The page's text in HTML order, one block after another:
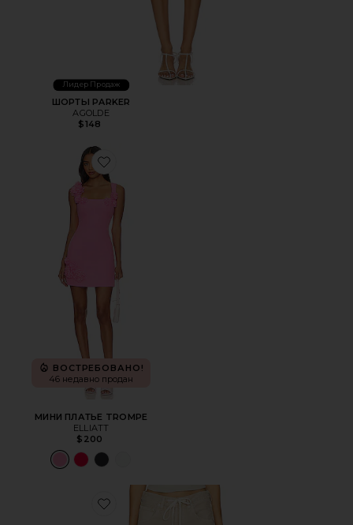
Лидер Продаж
ШОРТЫ PARKER
AGOLDE
$148
Favorite МИНИ ПЛАТЬЕ TROMPE
ВОСТРЕБОВАНО!
46 недавно продан
МИНИ ПЛАТЬЕ TROMPE
ELLIATT
$200
Favorite БРЮКИ BRYNN